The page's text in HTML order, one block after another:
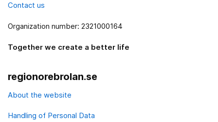
Contact us
Organization number: 2321000164
Together we create a better life
regionorebrolan.se
About the website
Handling of Personal Data